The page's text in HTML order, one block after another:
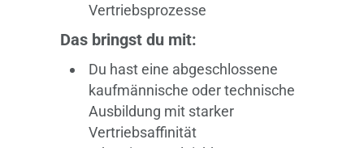
Vertriebsprozesse
Das bringst du mit:
Du hast eine abgeschlossene
kaufmännische oder technische
Ausbildung mit starker
Vertriebsaffinität